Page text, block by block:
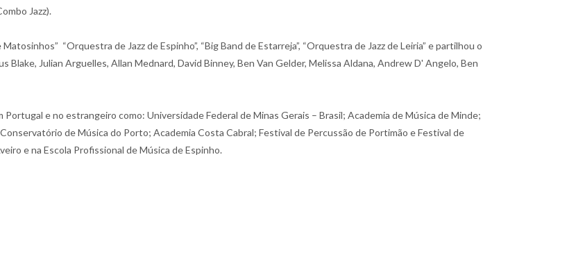
Jazz).
“Orquestra de Jazz de Espinho”, “Big Band de Estarreja”, “Orquestra de Jazz de Leiria” e partilhou o
Blake, Julian Arguelles, Allan Mednard, David Binney, Ben Van Gelder, Melissa Aldana, Andrew D' Angelo, Ben
e no estrangeiro como: Universidade Federal de Minas Gerais – Brasil; Academia de Música de Minde;
de Música do Porto; Academia Costa Cabral; Festival de Percussão de Portimão e Festival de
e na Escola Profissional de Música de Espinho.